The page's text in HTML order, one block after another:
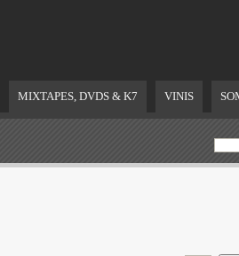
MIXTAPES, DVDS & K7 VINIS